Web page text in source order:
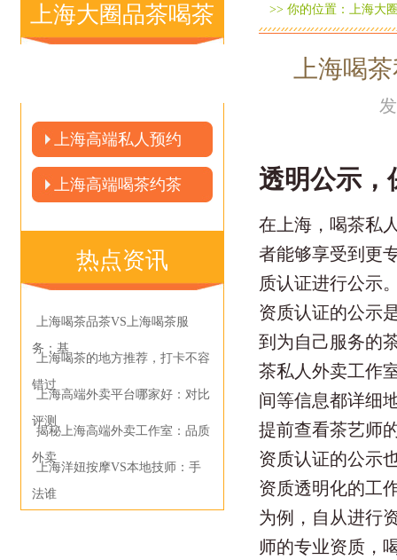
上海大圈品茶喝茶
上海高端私人预约
上海高端喝茶约茶
热点资讯
上海喝茶品茶VS上海喝茶服
务：基
上海喝茶的地方推荐，打卡不容
错过
上海高端外卖平台哪家好：对比
评测
揭秘上海高端外卖工作室：品质
外卖
上海洋妞按摩VS本地技师：手
法谁
>> 你的位置： 上海大
上海喝
透明公示，
在上海，喝茶私
者能够享受到更
质认证进行公示
资质认证的公示
到为自己服务的
茶私人外卖工作
间等信息都详细
提前查看茶艺师
资质认证的公示
资质透明化的工
为例，自从进行
师的专业资质，